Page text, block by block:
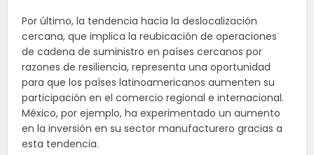
Por último, la tendencia hacia la deslocalización
cercana, que implica la reubicación de operaciones
de cadena de suministro en países cercanos por
razones de resiliencia, representa una oportunidad
para que los países latinoamericanos aumenten su
participación en el comercio regional e internacional.
México, por ejemplo, ha experimentado un aumento
en la inversión en su sector manufacturero gracias a
esta tendencia.